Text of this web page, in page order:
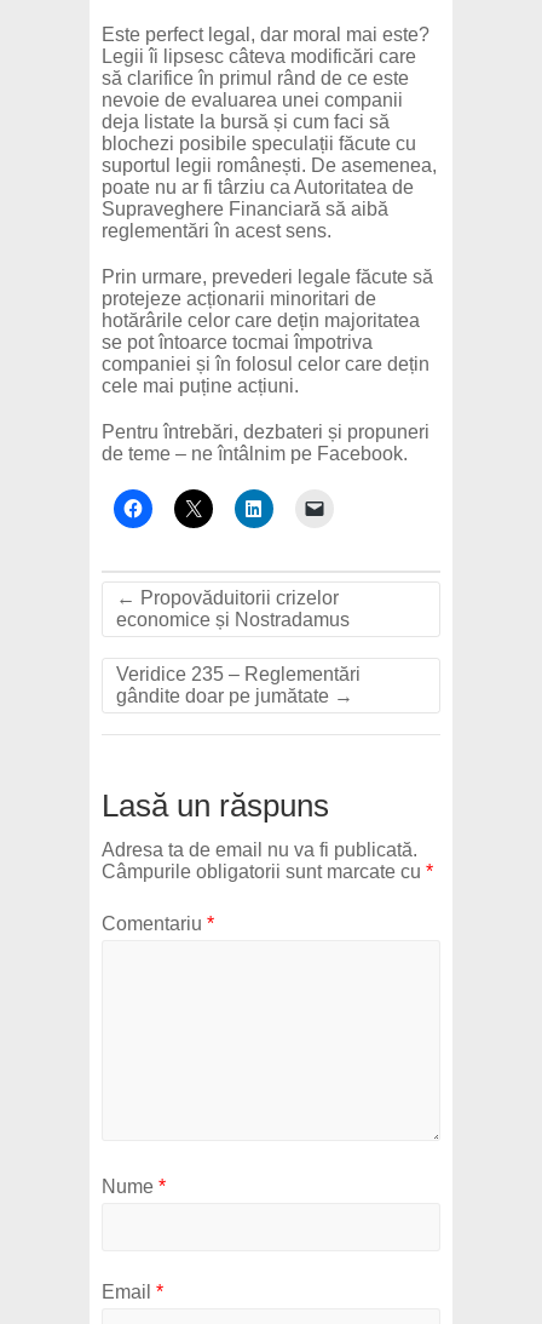
Este perfect legal, dar moral mai este?
Legii îi lipsesc câteva modificări care
să clarifice în primul rând de ce este
nevoie de evaluarea unei companii
deja listate la bursă și cum faci să
blochezi posibile speculații făcute cu
suportul legii românești. De asemenea,
poate nu ar fi târziu ca Autoritatea de
Supraveghere Financiară să aibă
reglementări în acest sens.
Prin urmare, prevederi legale făcute să
protejeze acționarii minoritari de
hotărârile celor care dețin majoritatea
se pot întoarce tocmai împotriva
companiei și în folosul celor care dețin
cele mai puține acțiuni.
Pentru întrebări, dezbateri și propuneri
de teme – ne întâlnim pe Facebook.
← Propovăduitorii crizelor
economice și Nostradamus
Veridice 235 – Reglementări
gândite doar pe jumătate →
Lasă un răspuns
Adresa ta de email nu va fi publicată.
Câmpurile obligatorii sunt marcate cu *
Comentariu *
Nume *
Email *